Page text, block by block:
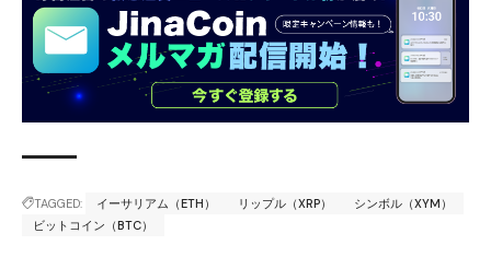
TAGGED: イーサリアム（ETH） リップル（XRP）
シンボル（XYM）
ビットコイン（BTC）